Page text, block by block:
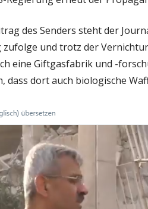
des Senders steht der
zufolge und trotz der
eine Giftgasfabrik und -
dass dort auch biologische